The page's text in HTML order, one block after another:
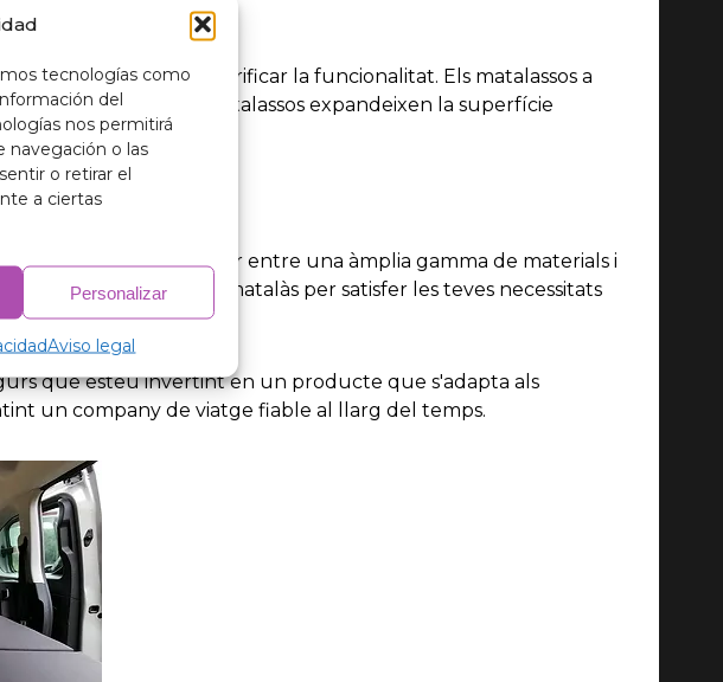
tecnologías como
del
nos permitirá
o las
o retirar el
a ciertas
Personalizar
Aviso legal
de descans sense sacrificar la funcionalitat. Els matalassos a
dormir, aquests matalassos expandeixen la superfície
que també pots triar entre una àmplia gamma de materials i
personalitzar el teu matalàs per satisfer les teves necessitats
que esteu invertint en un producte que s'adapta als
un company de viatge fiable al llarg del temps.